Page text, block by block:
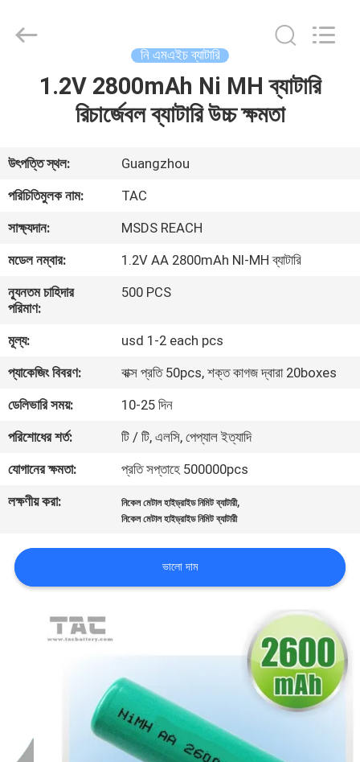
ভিডিও
আমাদের
সম্পর্কে
ভ্রমণ
মান
নিয়ন্ত্রণ
যোগাযোগ
করুন
খবর
Energy
Technology
নি এমএইচ ব্যাটারি
1.2V 2800mAh Ni MH ব্যাটারি
রিচার্জেবল ব্যাটারি উচ্চ ক্ষমতা
উৎপত্তি স্থল:
Guangzhou
পরিচিতিমুলক নাম:
TAC
সাক্ষ্যদান:
MSDS REACH
মডেল নম্বার:
1.2V AA 2800mAh NI-MH ব্যাটারি
ন্যূনতম চাহিদার
পরিমাণ:
500 PCS
মূল্য:
usd 1-2 each pcs
প্যাকেজিং বিবরণ:
বাক্স প্রতি 50pcs, শক্ত কাগজ দ্বারা 20boxes
ডেলিভারি সময়:
10-25 দিন
পরিশোধের শর্ত:
টি / টি, এলসি, পেপ্যাল ​​ইত্যাদি
যোগানের ক্ষমতা:
প্রতি সপ্তাহে 500000pcs
লক্ষণীয় করা:
নিকেল মেটাল হাইড্রাইড নিমিট ব্যাটারী,
নিকেল মেটাল হাইড্রাইড নিমিট ব্যাটারী
ভালো দাম